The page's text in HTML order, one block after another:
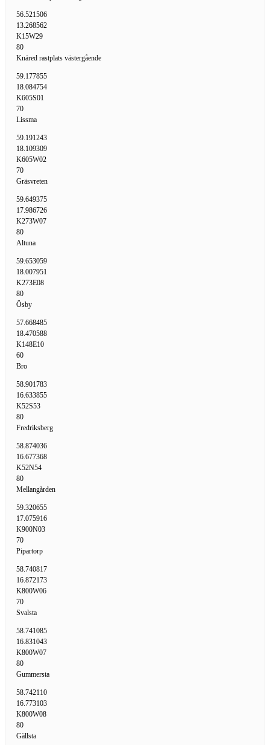
56.521506
13.268562
K15W29
80
Knäred rastplats västergående
59.177855
18.084754
K605S01
70
Lissma
59.191243
18.109309
K605W02
70
Gräsvreten
59.649375
17.986726
K273W07
80
Altuna
59.653059
18.007951
K273E08
80
Ösby
57.668485
18.470588
K148E10
60
Bro
58.901783
16.633855
K52S53
80
Fredriksberg
58.874036
16.677368
K52N54
80
Mellangården
59.320655
17.075916
K900N03
70
Pipartorp
58.740817
16.872173
K800W06
70
Svalsta
58.741085
16.831043
K800W07
80
Gummersta
58.742110
16.773103
K800W08
80
Gällsta